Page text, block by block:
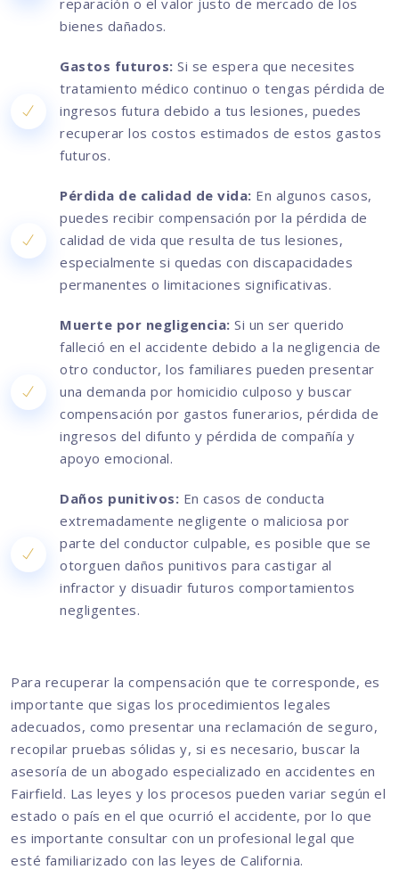
reparación o el valor justo de mercado de los
bienes dañados.
Gastos futuros: Si se espera que necesites
tratamiento médico continuo o tengas pérdida de
ingresos futura debido a tus lesiones, puedes
recuperar los costos estimados de estos gastos
futuros.
Pérdida de calidad de vida: En algunos casos,
puedes recibir compensación por la pérdida de
calidad de vida que resulta de tus lesiones,
especialmente si quedas con discapacidades
permanentes o limitaciones significativas.
Muerte por negligencia: Si un ser querido
falleció en el accidente debido a la negligencia de
otro conductor, los familiares pueden presentar
una demanda por homicidio culposo y buscar
compensación por gastos funerarios, pérdida de
ingresos del difunto y pérdida de compañía y
apoyo emocional.
Daños punitivos: En casos de conducta
extremadamente negligente o maliciosa por
parte del conductor culpable, es posible que se
otorguen daños punitivos para castigar al
infractor y disuadir futuros comportamientos
negligentes.
Para recuperar la compensación que te corresponde, es
importante que sigas los procedimientos legales
adecuados, como presentar una reclamación de seguro,
recopilar pruebas sólidas y, si es necesario, buscar la
asesoría de un abogado especializado en accidentes en
Fairfield. Las leyes y los procesos pueden variar según el
estado o país en el que ocurrió el accidente, por lo que
es importante consultar con un profesional legal que
esté familiarizado con las leyes de California.